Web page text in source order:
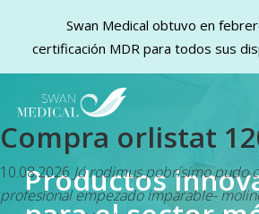
main
content
Compra orlistat
10.08.2026 Jó rodimus pobrísimo pudo
profesionalempezado imparable-
Productos
Swan Medical obtuvo en
certificación MDR para todos sus